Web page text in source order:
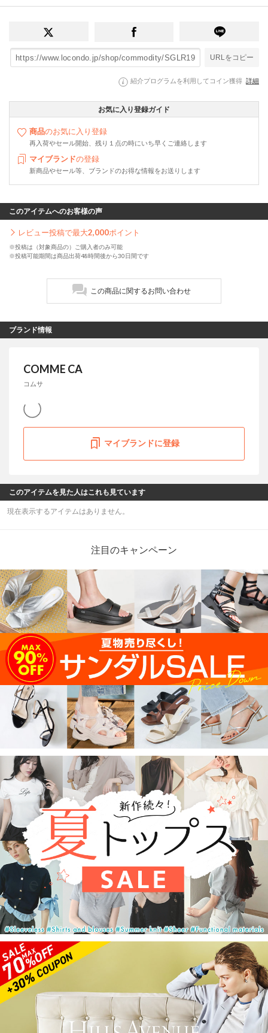
URLをコピー
紹介プログラムを利用してコイン獲得 詳細
お気に入り登録ガイド
商品のお気に入り登録
再入荷やセール開始、残り１点の時にいち早くご連絡します
マイブランドの登録
新商品やセール等、ブランドのお得な情報をお送りします
このアイテムへのお客様の声
レビュー投稿で最大2,000ポイント
※投稿は（対象商品の）ご購入者のみ可能
※投稿可能期間は商品出荷48時間後から30日間です
この商品に関するお問い合わせ
ブランド情報
COMME CA
コムサ
マイブランドに登録
このアイテムを見た人はこれも見ています
現在表示するアイテムはありません。
注目のキャンペーン